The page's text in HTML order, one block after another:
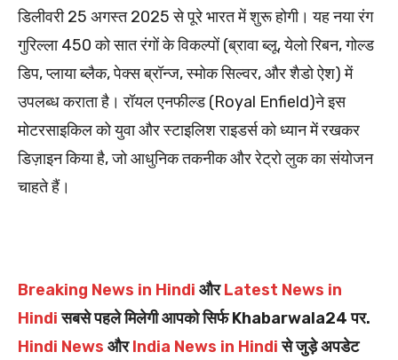
डिलीवरी 25 अगस्त 2025 से पूरे भारत में शुरू होगी। यह नया रंग
गुरिल्ला 450 को सात रंगों के विकल्पों (ब्रावा ब्लू, येलो रिबन, गोल्ड
डिप, प्लाया ब्लैक, पेक्स ब्रॉन्ज, स्मोक सिल्वर, और शैडो ऐश) में
उपलब्ध कराता है। रॉयल एनफील्ड (Royal Enfield)ने इस
मोटरसाइकिल को युवा और स्टाइलिश राइडर्स को ध्यान में रखकर
डिज़ाइन किया है, जो आधुनिक तकनीक और रेट्रो लुक का संयोजन
चाहते हैं।
Breaking News in Hindi औरLatest News in
Hindiसबसे पहले मिलेगी आपको सिर्फ Khabarwala24 पर.
Hindi News औरIndia News in Hindiसे जुड़े अपडेट